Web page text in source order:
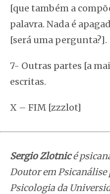
[que também a
palavra. Nada é
[será uma pergunta?].
7- Outras partes [a
escritas.
X – FIM [zzzlot]
Sergio Zlotnicé
Doutor em
Psicologia da